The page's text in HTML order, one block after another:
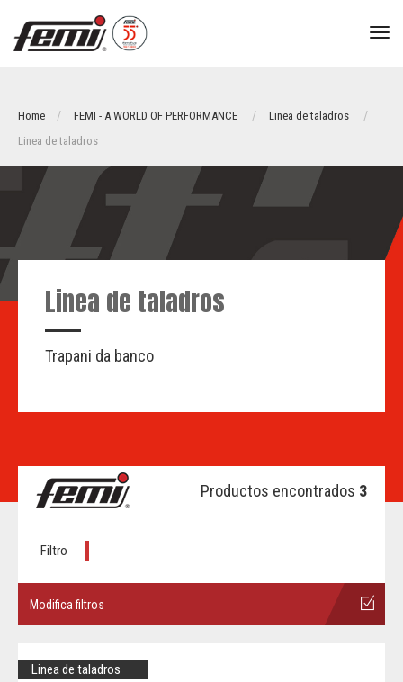
Home FEMI - A WORLD OF PERFORMANCE
Linea de taladros
Linea de taladros
Linea de taladros
Trapani da banco
Productos encontrados 3
Filtro
Modifica filtros
Linea de taladros